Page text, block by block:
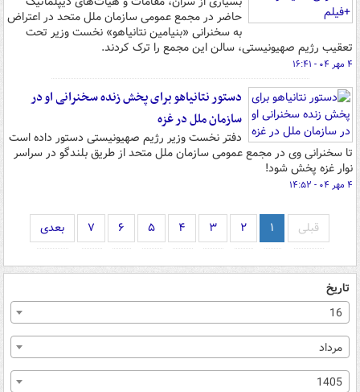
حاضر در مجمع عمومی سازمان ملل متحد در اعتراض
به سخنرانی «بنیامین نتانیاهو» نخست وزیر تحت
تعقیب رژیم صهیونیستی، سالن این مجمع را ترک کردند.
۴ مهر ۰۴ - ۱۶:۴۱
دستور نتانیاهو برای پخش زنده سخنرانی او در
سازمان ملل در غزه
دفتر نخست وزیر رژیم صهیونیستی دستور داده است
تا سخنرانی وی در مجمع عمومی سازمان ملل متحد از طریق بلندگو در سراسر
نوار غزه پخش شود!
۴ مهر ۰۴ - ۱۴:۵۲
قبلی ۱ ۲ ۳ ۴ ۵ ۶ ۷ بعدی
تاریخ
16
مرداد
1405